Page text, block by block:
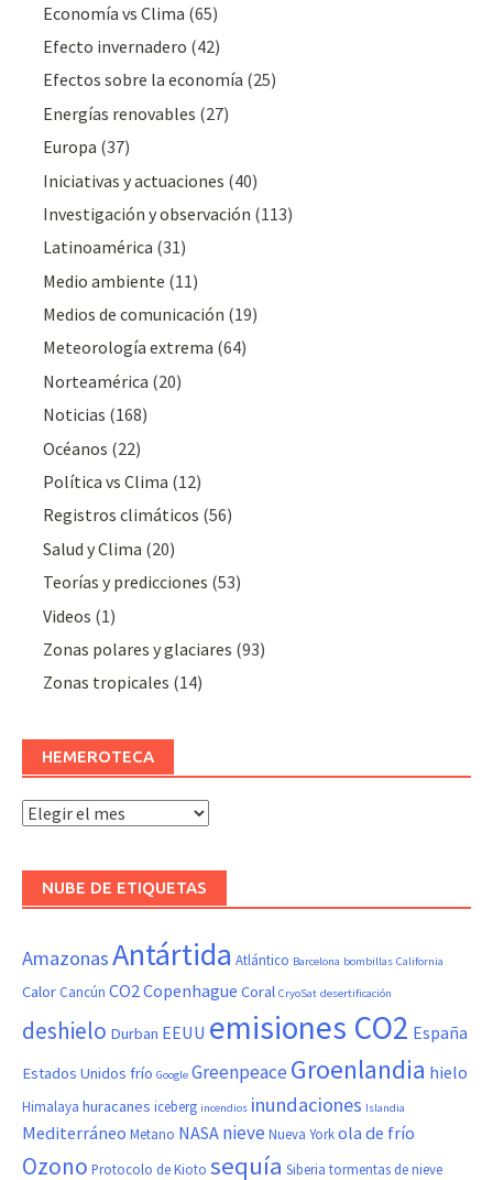
Economía vs Clima (65)
Efecto invernadero (42)
Efectos sobre la economía (25)
Energías renovables (27)
Europa (37)
Iniciativas y actuaciones (40)
Investigación y observación (113)
Latinoamérica (31)
Medio ambiente (11)
Medios de comunicación (19)
Meteorologí­a extrema (64)
Norteamérica (20)
Noticias (168)
Océanos (22)
Polí­tica vs Clima (12)
Registros climáticos (56)
Salud y Clima (20)
Teorías y predicciones (53)
Videos (1)
Zonas polares y glaciares (93)
Zonas tropicales (14)
HEMEROTECA
Hemeroteca
NUBE DE ETIQUETAS
AmazonasAntártida Atlántico Barcelona bombillas California
Calor Cancún CO2Copenhague Coral CryoSat desertificación
deshielo Durban EEUU emisiones CO2 España
Estados Unidos frío Google GreenpeaceGroenlandia hielo
Himalaya huracanes iceberg incendios inundaciones Islandia
Mediterráneo Metano NASA nieveNueva Yorkola de frío
Ozono Protocolo de Kioto sequía Siberia tormentas de nieve